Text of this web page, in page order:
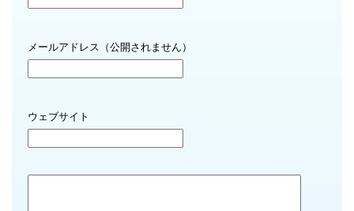
メールアドレス（公開されません）
ウェブサイト